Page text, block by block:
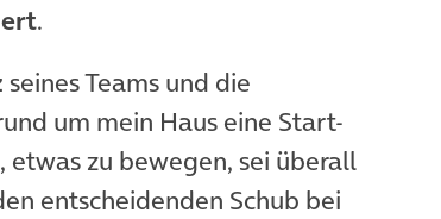
.
seines Teams und die
um mein Haus eine Start-
zu bewegen, sei überall
entscheidenden Schub bei